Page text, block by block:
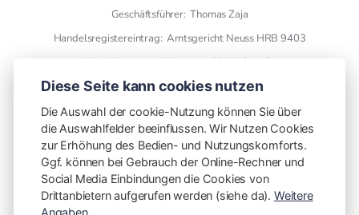
Geschäftsführer: Thomas Zaja
Handelsregistereintrag: Amtsgericht Neuss HRB 9403
Versicherungsmakler gem. § 34 d GewO
➕ Kontaktdaten
THL Versicherungsmakler GmbH
finanzen mit plan
Otto Wels Str. 8
41466 Neuss
Diese Seite kann cookies nutzen
Die Auswahl der cookie-Nutzung können Sie über
die Auswahlfelder beeinflussen. Wir Nutzen Cookies
zur Erhöhung des Bedien- und Nutzungskomforts.
Ggf. können bei Gebrauch der Online-Rechner und
Social Media Einbindungen die Cookies von
Drittanbietern aufgerufen werden (siehe da). Weitere